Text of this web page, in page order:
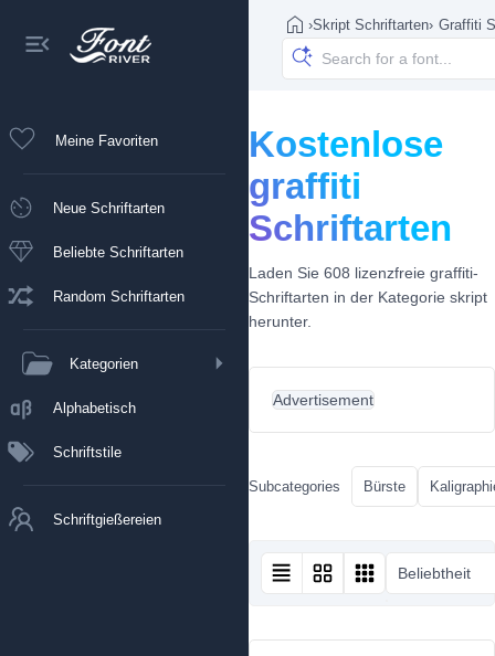
Meine Favoriten
Neue Schriftarten
Beliebte Schriftarten
Random Schriftarten
Kategorien
Alphabetisch
Schriftstile
Schriftgießereien
›Skript Schriftarten› Graffiti
Kostenlose
graffiti
Schriftarten
Laden Sie 608 lizenzfreie graffiti-
Schriftarten in der Kategorie skript
herunter.
Advertisement
Subcategories Bürste
Beliebtheit